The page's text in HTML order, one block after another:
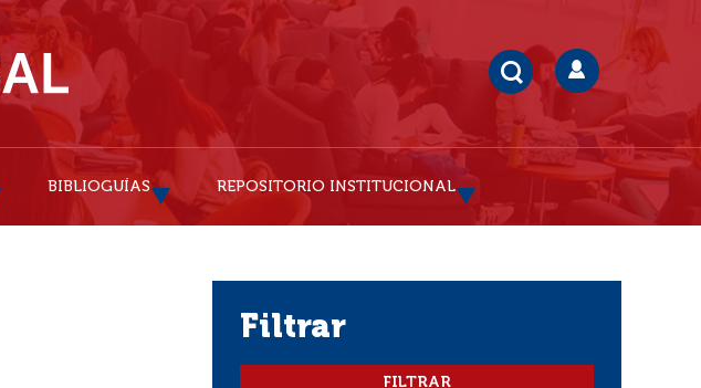
BIBLIOGUÍAS REPOSITORIO INSTITUCIONAL
filtrar